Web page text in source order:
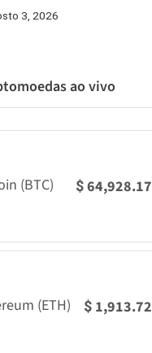
3, 2026
ao vivo
(BTC) $64,928.17
(ETH) $ 1,913.72